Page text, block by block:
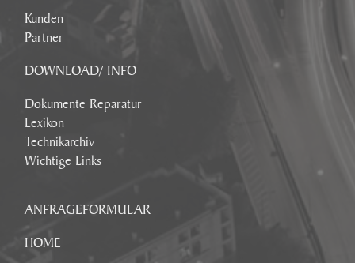
Kunden
Partner
DOWNLOAD/ INFO
Dokumente Reparatur
Lexikon
Technikarchiv
Wichtige Links
ANFRAGEFORMULAR
HOME